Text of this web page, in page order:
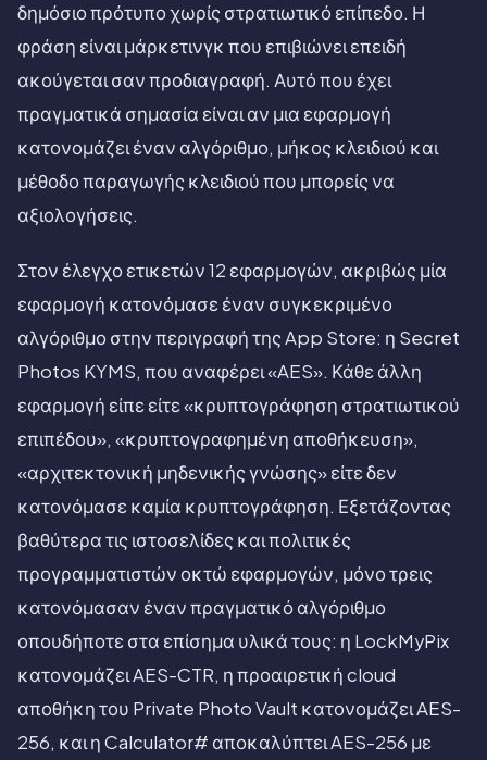
δημόσιο πρότυπο χωρίς στρατιωτικό επίπεδο. Η
φράση είναι μάρκετινγκ που επιβιώνει επειδή
ακούγεται σαν προδιαγραφή. Αυτό που έχει
πραγματικά σημασία είναι αν μια εφαρμογή
κατονομάζει έναν αλγόριθμο, μήκος κλειδιού και
μέθοδο παραγωγής κλειδιού που μπορείς να
αξιολογήσεις.
Στον έλεγχο ετικετών 12 εφαρμογών, ακριβώς μία
εφαρμογή κατονόμασε έναν συγκεκριμένο
αλγόριθμο στην περιγραφή της App Store: η Secret
Photos KYMS, που αναφέρει «AES». Κάθε άλλη
εφαρμογή είπε είτε «κρυπτογράφηση στρατιωτικού
επιπέδου», «κρυπτογραφημένη αποθήκευση»,
«αρχιτεκτονική μηδενικής γνώσης» είτε δεν
κατονόμασε καμία κρυπτογράφηση. Εξετάζοντας
βαθύτερα τις ιστοσελίδες και πολιτικές
προγραμματιστών οκτώ εφαρμογών, μόνο τρεις
κατονόμασαν έναν πραγματικό αλγόριθμο
οπουδήποτε στα επίσημα υλικά τους: η LockMyPix
κατονομάζει AES-CTR, η προαιρετική cloud
αποθήκη του Private Photo Vault κατονομάζει AES-
256, και η Calculator# αποκαλύπτει AES-256 με